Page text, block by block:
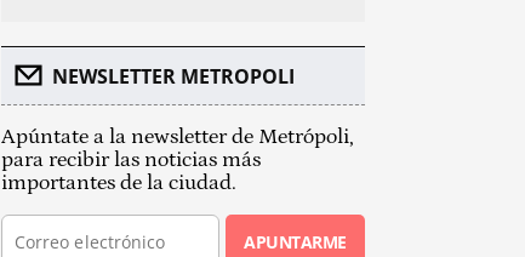
NEWSLETTER METROPOLI
Apúntate a la newsletter de Metrópoli,
para recibir las noticias más
importantes de la ciudad.
APUNTARME